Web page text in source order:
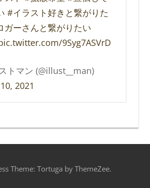
#イラスト好きと繋がりた
ガーさんと繋がりたい
9Syg7ASVrD
トマン (@illust__man)
2021
Theme: Tortuga by ThemeZee.